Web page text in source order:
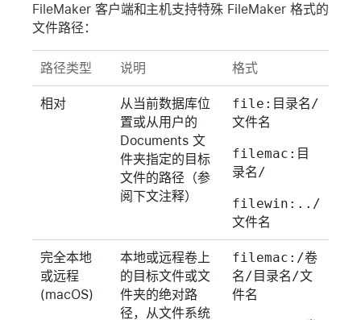
FileMaker 客户端和主机支持特殊 FileMaker 格式的
文件路径：
路径类型 说明 格式
相对
从当前数据库位
置或从用户的
Documents 文
件夹指定的目标
文件的路径（参
阅下文注释）
file:目录名/
文件名
filemac:目
录名/
filewin:../
文件名
完全本地
或远程
(macOS)
本地或远程卷上
的目标文件或文
件夹的绝对路
径，从文件系统
filemac:/卷
名/目录名/文
件名